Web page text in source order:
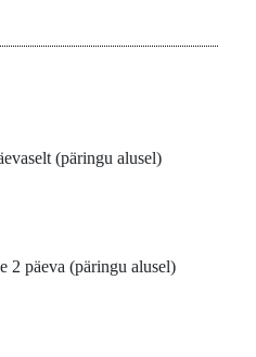
(päringu alusel)
2 päeva (päringu alusel)